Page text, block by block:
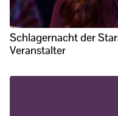
Schlagernacht der
Veranstalter